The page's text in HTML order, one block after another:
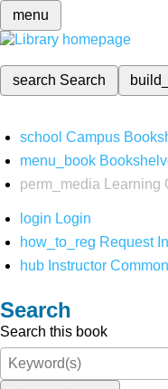
menu
search Search
school Campus
menu_book
perm_media
Learning
login Login
how_to_reg Request
hub Instructor
Search
Search this book